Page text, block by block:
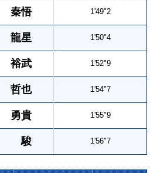
悟 1'49"2
星 1'50"4
武 1'52"9
也 1'54"7
貴 1'55"9
駿 1'56"7